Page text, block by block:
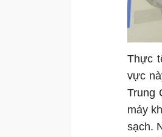
Thực
vực
Trung
máy
sạch.